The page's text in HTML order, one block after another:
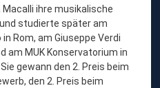
L
I
Macalli ihre musikalische
studierte später am
Rom, am Giuseppe Verdi
am MUK Konservatorium in
gewann den 2. Preis beim
den 2. Preis beim